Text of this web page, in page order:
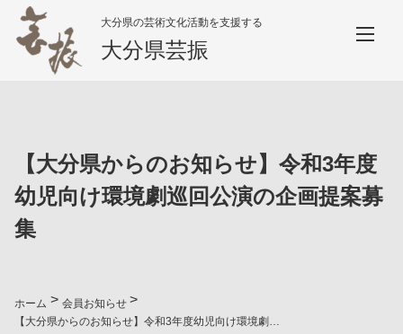
大分県の芸術文化活動を支援する
大分県芸振
【大分県からのお知らせ】令和3年度
幼児向け環境劇巡回公演の企画提案募
集
ホーム > 会員お知らせ >
【大分県からのお知らせ】令和3年度幼児向け環境劇巡回公演の企画提案募集